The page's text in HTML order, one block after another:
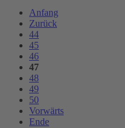
Anfang
Zurück
44
45
46
47
48
49
50
Vorwärts
Ende